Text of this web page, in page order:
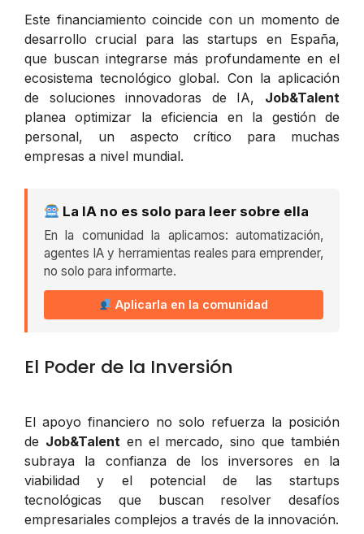
Este financiamiento coincide con un momento de
desarrollo crucial para las startups en España,
que buscan integrarse más profundamente en el
ecosistema tecnológico global. Con la aplicación
de soluciones innovadoras de IA, Job&Talent
planea optimizar la eficiencia en la gestión de
personal, un aspecto crítico para muchas
empresas a nivel mundial.
La IA no es solo para leer sobre ella
En la comunidad la aplicamos: automatización,
agentes IA y herramientas reales para emprender,
no solo para informarte.
Aplicarla en la comunidad
El Poder de la Inversión
El apoyo financiero no solo refuerza la posición
de Job&Talenten el mercado, sino que también
subraya la confianza de los inversores en la
viabilidad y el potencial de las startups
tecnológicas que buscan resolver desafíos
empresariales complejos a través de la innovación.